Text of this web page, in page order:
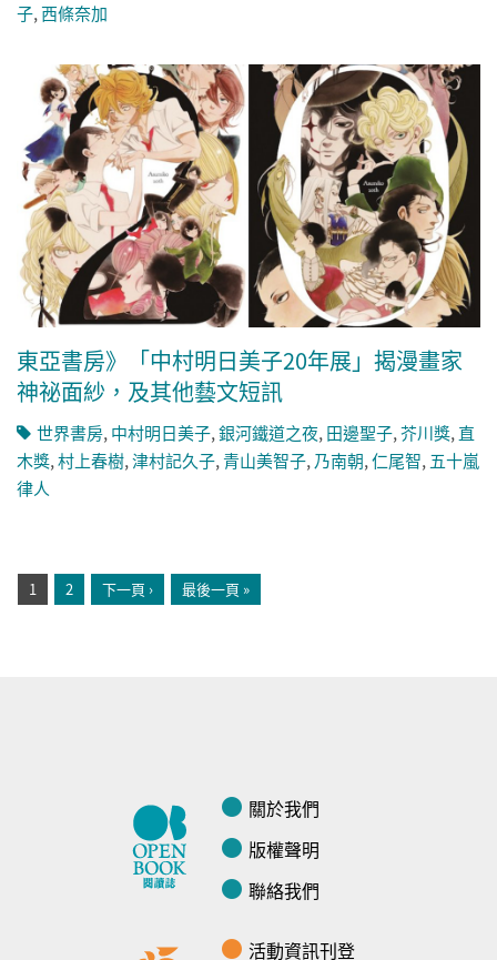
子,西條奈加
東亞書房》「中村明日美子20年展」揭漫畫家
神祕面紗，及其他藝文短訊
世界書房, 中村明日美子,銀河鐵道之夜, 田邊聖子,芥川獎, 直
木獎,村上春樹,津村記久子,青山美智子, 乃南朝,仁尾智, 五十嵐
律人
1 2 下一頁 › 最後一頁 »
關於我們
版權聲明
聯絡我們
活動資訊刊登